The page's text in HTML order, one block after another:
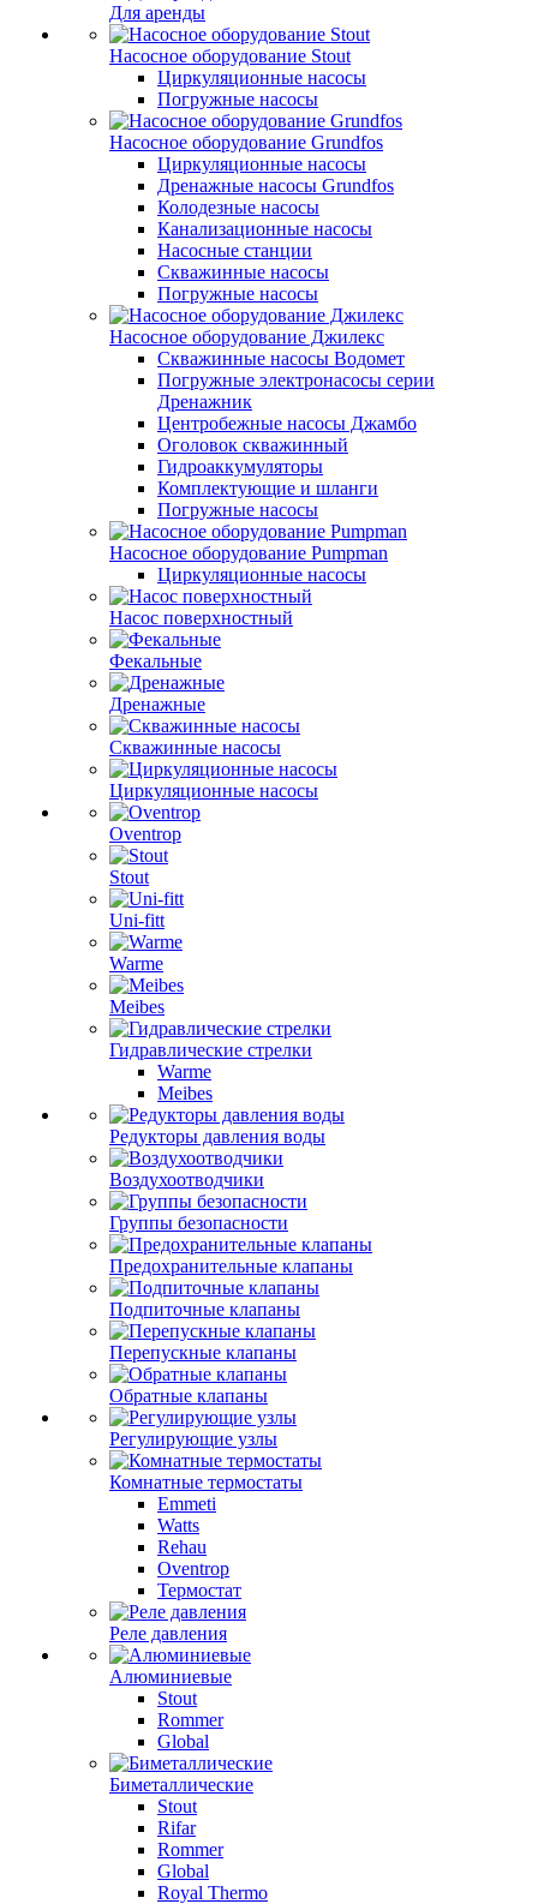
Для аренды
Насосное оборудование Stout
Циркуляционные насосы
Погружные насосы
Насосное оборудование Grundfos
Циркуляционные насосы
Дренажные насосы Grundfos
Колодезные насосы
Канализационные насосы
Насосные станции
Скважинные насосы
Погружные насосы
Насосное оборудование Джилекс
Скважинные насосы Водомет
Погружные электронасосы серии
Дренажник
Центробежные насосы Джамбо
Оголовок скважинный
Гидроаккумуляторы
Комплектующие и шланги
Погружные насосы
Насосное оборудование Pumpman
Циркуляционные насосы
Насос поверхностный
Фекальные
Дренажные
Скважинные насосы
Циркуляционные насосы
Oventrop
Stout
Uni-fitt
Warme
Meibes
Гидравлические стрелки
Warme
Meibes
Редукторы давления воды
Воздухоотводчики
Группы безопасности
Предохранительные клапаны
Подпиточные клапаны
Перепускные клапаны
Обратные клапаны
Регулирующие узлы
Комнатные термостаты
Emmeti
Watts
Rehau
Oventrop
Термостат
Реле давления
Алюминиевые
Stout
Rommer
Global
Биметаллические
Stout
Rifar
Rommer
Global
Royal Thermo